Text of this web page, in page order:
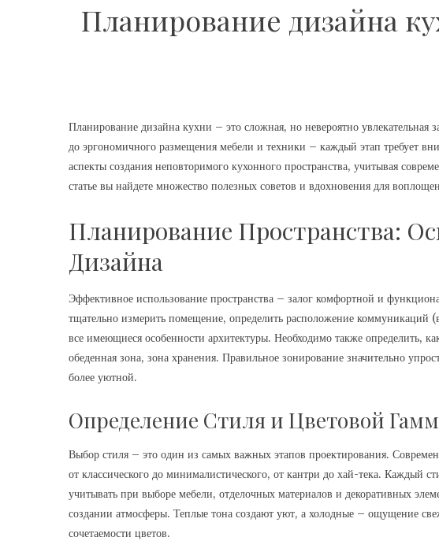
Планирование дизайна
Планирование дизайна кухни – это сложная, но невероятно увлекательная
до эргономичного размещения мебели и техники – каждый этап требует
аспекты создания неповторимого кухонного пространства, учитывая
статье вы найдете множество полезных советов и вдохновения для
Планирование Пространства:
Дизайна
Эффективное использование пространства – залог комфортной и
тщательно измерить помещение, определить расположение коммуникаций
все имеющиеся особенности архитектуры. Необходимо также определить,
обеденная зона, зона хранения. Правильное зонирование значительно
более уютной.
Определение Стиля и Цветовой
Выбор стиля – это один из самых важных этапов проектирования.
от классического до минималистического, от кантри до хай-тека. Каждый
учитывать при выборе мебели, отделочных материалов и декоративных
создании атмосферы. Теплые тона создают уют, а холодные – ощущение
сочетаемости цветов.